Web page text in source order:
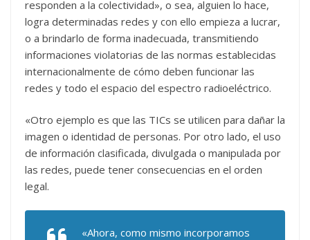
responden a la colectividad», o sea, alguien lo hace,
logra determinadas redes y con ello empieza a lucrar,
o a brindarlo de forma inadecuada, transmitiendo
informaciones violatorias de las normas establecidas
internacionalmente de cómo deben funcionar las
redes y todo el espacio del espectro radioeléctrico.
«Otro ejemplo es que las TICs se utilicen para dañar la
imagen o identidad de personas. Por otro lado, el uso
de información clasificada, divulgada o manipulada por
las redes, puede tener consecuencias en el orden
legal.
«Ahora, como mismo incorporamos